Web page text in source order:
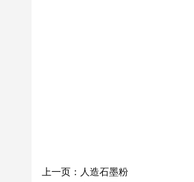
上一页： 人造石墨粉